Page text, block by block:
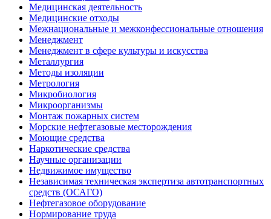
Медицинская деятельность
Медицинские отходы
Межнациональные и межконфессиональные отношения
Менеджмент
Менеджмент в сфере культуры и искусства
Металлургия
Методы изоляции
Метрология
Микробиология
Микроорганизмы
Монтаж пожарных систем
Морские нефтегазовые месторождения
Моющие средства
Наркотические средства
Научные организации
Недвижимое имущество
Независимая техническая экспертиза автотранспортных
средств (ОСАГО)
Нефтегазовое оборудование
Нормирование труда